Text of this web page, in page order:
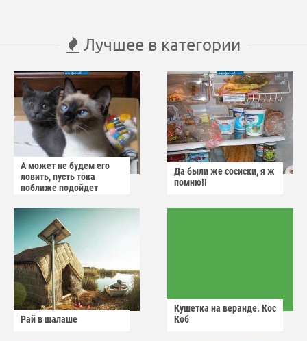
Лучшее в категории
А может не будем его
ловить, пусть тока
поближе подойдет
Да были же сосиски, я ж
помню!!
Рай в шалаше
Кушетка на веранде. Кос
Коб